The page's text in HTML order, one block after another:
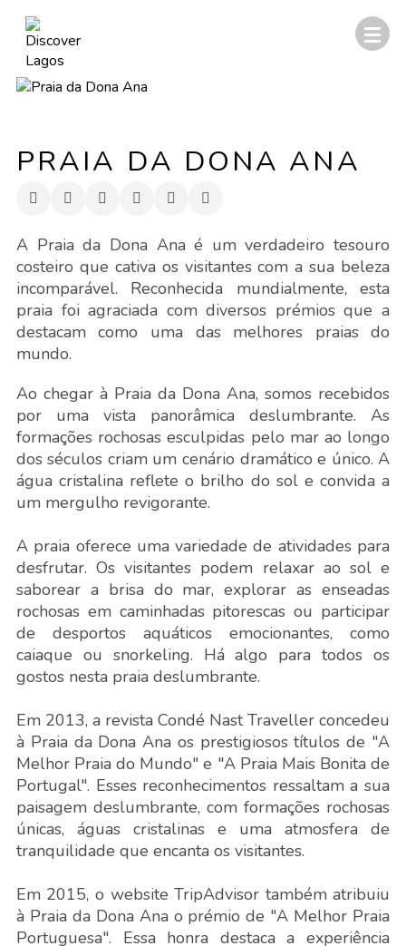
PRAIA DA DONA ANA
A Praia da Dona Ana é um verdadeiro tesouro
costeiro que cativa os visitantes com a sua beleza
incomparável. Reconhecida mundialmente, esta
praia foi agraciada com diversos prémios que a
destacam como uma das melhores praias do
mundo.
Ao chegar à Praia da Dona Ana, somos recebidos
por uma vista panorâmica deslumbrante. As
formações rochosas esculpidas pelo mar ao longo
dos séculos criam um cenário dramático e único. A
água cristalina reflete o brilho do sol e convida a
um mergulho revigorante.
A praia oferece uma variedade de atividades para
desfrutar. Os visitantes podem relaxar ao sol e
saborear a brisa do mar, explorar as enseadas
rochosas em caminhadas pitorescas ou participar
de desportos aquáticos emocionantes, como
caiaque ou snorkeling. Há algo para todos os
gostos nesta praia deslumbrante.
Em 2013, a revista Condé Nast Traveller concedeu
à Praia da Dona Ana os prestigiosos títulos de "A
Melhor Praia do Mundo" e "A Praia Mais Bonita de
Portugal". Esses reconhecimentos ressaltam a sua
paisagem deslumbrante, com formações rochosas
únicas, águas cristalinas e uma atmosfera de
tranquilidade que encanta os visitantes.
Em 2015, o website TripAdvisor também atribuiu
à Praia da Dona Ana o prémio de "A Melhor Praia
Portuguesa". Essa honra destaca a experiência